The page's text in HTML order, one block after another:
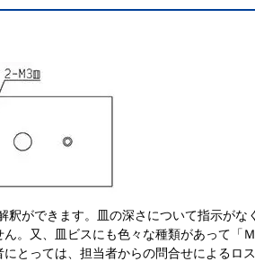
ができます。皿の深さについて指示がな
。又、皿ビスにも色々な種類があって「
とっては、担当者からの問合せによるロ